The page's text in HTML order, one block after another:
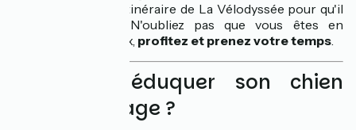
nature autour de l'itinéraire de La Vélodyssée pour qu'il
puisse gambader. N'oubliez pas que vous êtes en
vacances, alors relax, profitez et prenez votre temps.
Comment éduquer son chien
pour le voyage ?